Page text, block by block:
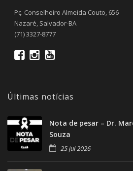
Pç. Conselheiro Almeida Couto, 656
Nazaré, Salvador-BA
(71) 3327-8777
Últimas notícias
Nota de pesar – Dr.
Souza
25 jul 2026